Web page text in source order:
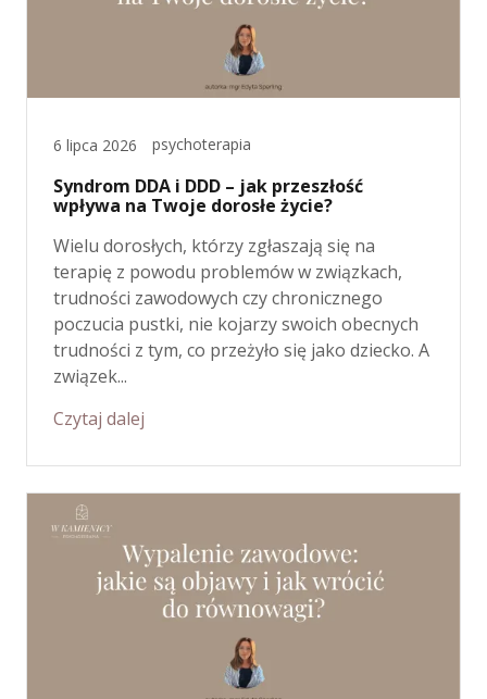
6 lipca 2026 psychoterapia
Syndrom DDA i DDD – jak przeszłość
wpływa na Twoje dorosłe życie?
Wielu dorosłych, którzy zgłaszają się na
terapię z powodu problemów w związkach,
trudności zawodowych czy chronicznego
poczucia pustki, nie kojarzy swoich obecnych
trudności z tym, co przeżyło się jako dziecko. A
związek...
Czytaj dalej